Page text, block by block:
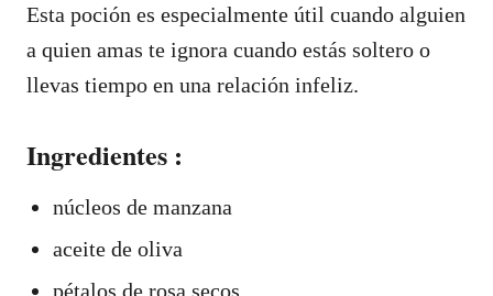
Esta poción es especialmente útil cuando alguien
a quien amas te ignora cuando estás soltero o
llevas tiempo en una relación infeliz.
Ingredientes :
núcleos de manzana
aceite de oliva
pétalos de rosa secos